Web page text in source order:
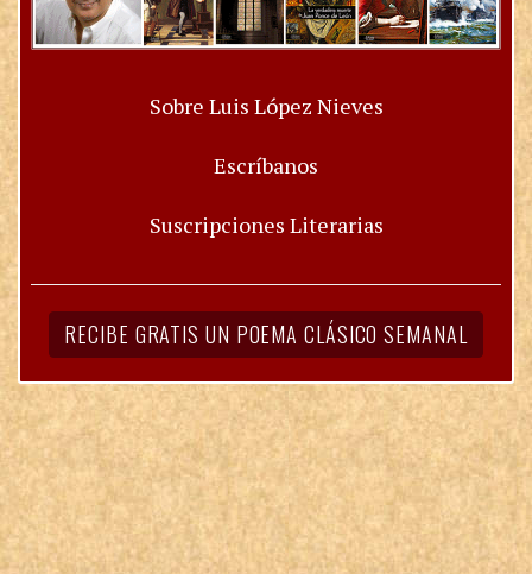
Sobre Luis López Nieves
Escríbanos
Suscripciones Literarias
RECIBE GRATIS UN POEMA CLÁSICO SEMANAL